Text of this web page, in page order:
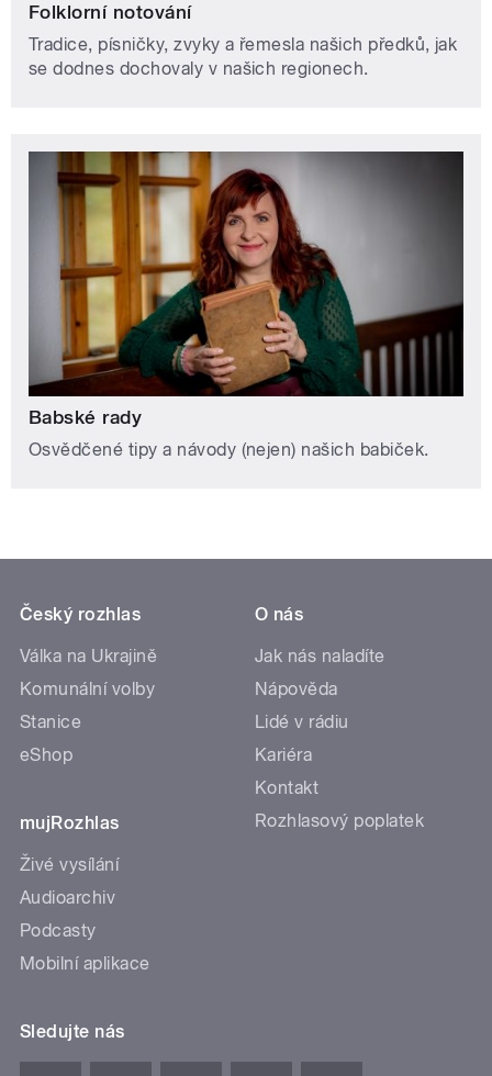
Folklorní notování
Tradice, písničky, zvyky a řemesla našich předků, jak
se dodnes dochovaly v našich regionech.
Babské rady
Osvědčené tipy a návody (nejen) našich babiček.
Český rozhlas
Válka na Ukrajině
Komunální volby
Stanice
eShop
mujRozhlas
Živé vysílání
Audioarchiv
Podcasty
Mobilní aplikace
O nás
Jak nás naladíte
Nápověda
Lidé v rádiu
Kariéra
Kontakt
Rozhlasový poplatek
Sledujte nás